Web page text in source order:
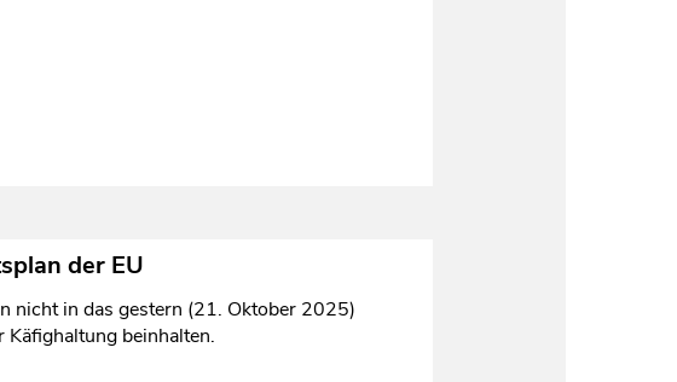
der EU
nicht in das gestern (21. Oktober 2025)
beinhalten.